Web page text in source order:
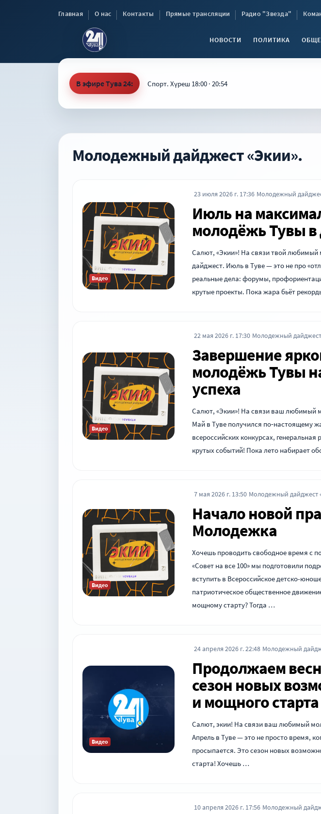
Главная О нас Контакты Прямые трансляции Радио "Звезда"
НОВОСТИ ПОЛИТИКА
В эфире Тува 24: Спорт. Хүреш 18:00 · 20:54
Молодежный дайджест «Экии».
Видео
23 июля 2026 г. 17:36 Молодежный
Июль на
молодёжь Тувы в
Салют, «Экии»! На связи твой
дайджест. Июль в Туве — это не про
реальные дела: форумы,
крутые проекты. Пока жара бьёт
Видео
22 мая 2026 г. 17:30 Молодежный
Завершение
молодёжь Тувы
успеха
Салют, «Экии»! На связи ваш любимый
Май в Туве получился по‑настоящему
всероссийских конкурсах, генеральная
крутых событий! Пока лето набирает
Видео
7 мая 2026 г. 13:50 Молодежный дайджест
Начало новой
Молодежка
Хочешь проводить свободное время с
«Совет на все 100» мы подготовили
вступить в Всероссийское детско-
патриотическое общественное
мощному старту? Тогда …
Видео
24 апреля 2026 г. 22:48 Молодежный
Продолжаем
сезон новых
и мощного старта
Салют, экии! На связи ваш любимый
Апрель в Туве — это не просто время,
просыпается. Это сезон новых
старта! Хочешь …
10 апреля 2026 г. 17:56 Молодежный